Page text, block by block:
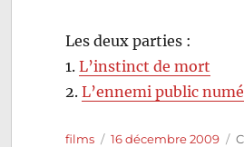
Les deux parties :
1.L’instinct de mort
2.L’ennemi public
Auteur
films
Publié
16 décembre 2009